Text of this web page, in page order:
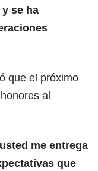
y se ha
que el próximo
al
me entrega
que